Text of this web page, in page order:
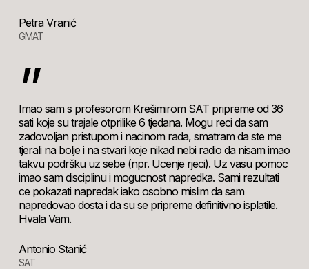
Petra Vranić
GMAT
”
Imao sam s profesorom Krešimirom SAT pripreme od 36
sati koje su trajale otprilike 6 tjedana. Mogu reci da sam
zadovoljan pristupom i nacinom rada, smatram da ste me
tjerali na bolje i na stvari koje nikad nebi radio da nisam imao
takvu podršku uz sebe (npr. Ucenje rjeci). Uz vasu pomoc
imao sam disciplinu i mogucnost napredka. Sami rezultati
ce pokazati napredak iako osobno mislim da sam
napredovao dosta i da su se pripreme definitivno isplatile.
Hvala Vam.
Antonio Stanić
SAT